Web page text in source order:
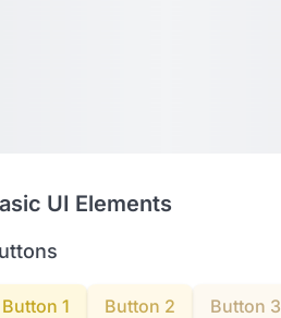
UI Elements
Button 1 Button 2 Button 3